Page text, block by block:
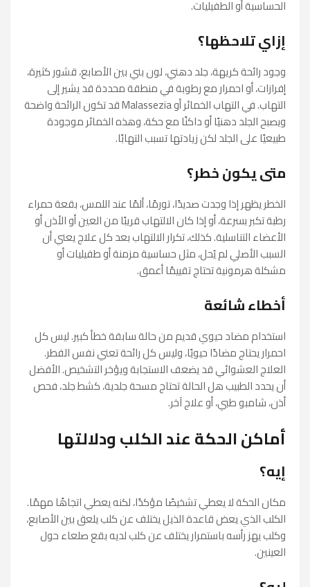
الحساسية أو الطفيليات.
إزاي تلاحظها؟
وجود رائحة كريهة، جلد دهني، لون بني بين الأصابع، قشور كثيرة،
إفرازات، أو احمرار مع رطوبة في منطقة محددة قد يشير إلى
التهاب. في التهاب الخمائر أو Malassezia قد تكون الرائحة واضحة
ويصبح الجلد دهنيًا أو داكنًا مع حكة، وهذه الخمائر موجودة
طبيعيًا على الجلد لكن زيادتها تسبب التهابًا.
متى يكون خطر؟
الخطر يظهر إذا وجدت صديدًا، تورمًا، ألمًا عند اللمس، بقعة حمراء
رطبة تكبر بسرعة، أو إذا كان الالتهاب قريبًا من العين أو الأذن أو
الأعضاء التناسلية. كذلك، تكرار الالتهاب بعد كل علاج يعني أن
السبب الأصلي لم يُحل، مثل حساسية مزمنة أو طفيليات أو
مشكلة هرمونية تحتاج تقييمًا أعمق.
أخطاء شائعة
استخدام مضاد حيوي قديم من حالة سابقة خطأ كبير. ليس كل
احمرار يحتاج مضادًا حيويًا، وليس كل رائحة تعني نفس الفطر.
العلاج العشوائي قد يضعف الاستجابة ويؤخر التشخيص. الأفضل
أن يحدد الطبيب هل الحالة تحتاج مسحة جلدية، كشط جلد، فحص
أذن، شامبو طبي، أو علاج آخر.
أماكن الحكة عند الكلب ودلالتها
إيه؟
مكان الحكة لا يعطي تشخيصًا مؤكدًا، لكنه يعطي اتجاهًا مهمًا.
الكلب الذي يعض قاعدة الذيل يختلف عن كلب يلعق بين الأصابع،
وكلب يهز رأسه باستمرار يختلف عن كلب لديه بقع صلعاء حول
العينين.